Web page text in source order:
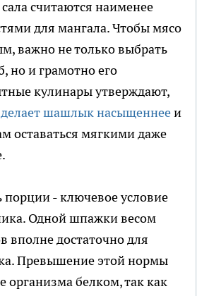
считаются наименее
для мангала. Чтобы мясо
важно не только выбрать
но и грамотно его
кулинары утверждают,
делает шашлык насыщеннееи
оставаться мягкими даже
порции - ключевое условие
Одной шпажки весом
вполне достаточно для
Превышение этой нормы
организма белком, так как